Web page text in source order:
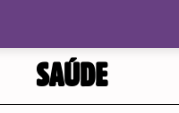
SAÚDE